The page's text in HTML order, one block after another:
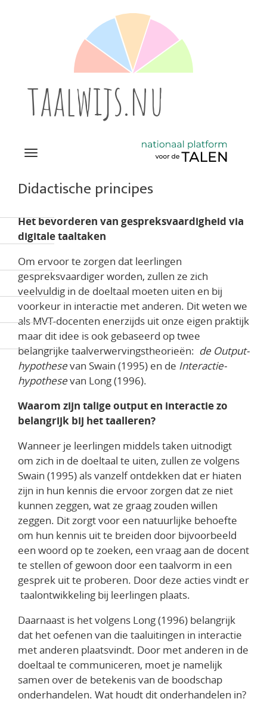
taalwijs.nu
Navigation
naarDidactische principes
Het bevorderen van gespreksvaardigheid via
digitale taaltaken
Om ervoor te zorgen dat leerlingen
gespreksvaardiger worden, zullen ze zich
veelvuldig in de doeltaal moeten uiten en bij
voorkeur in interactie met anderen. Dit weten we
als MVT-docenten enerzijds uit onze eigen praktijk
maar dit idee is ook gebaseerd op twee
belangrijke taalverwervingstheorieën: de Output-
hypothesevan Swain (1995) en de Interactie-
hypothesevan Long (1996).
Waarom zijn talige output en interactie zo
belangrijk bij het taalleren?
Wanneer je leerlingen middels taken uitnodigt
om zich in de doeltaal te uiten, zullen ze volgens
Swain (1995) als vanzelf ontdekken dat er hiaten
zijn in hun kennis die ervoor zorgen dat ze niet
kunnen zeggen, wat ze graag zouden willen
zeggen. Dit zorgt voor een natuurlijke behoefte
om hun kennis uit te breiden door bijvoorbeeld
een woord op te zoeken, een vraag aan de docent
te stellen of gewoon door een taalvorm in een
gesprek uit te proberen. Door deze acties vindt er
taalontwikkeling bij leerlingen plaats.
Daarnaast is het volgens Long (1996) belangrijk
dat het oefenen van die taaluitingen in interactie
met anderen plaatsvindt. Door met anderen in de
doeltaal te communiceren, moet je namelijk
samen over de betekenis van de boodschap
onderhandelen. Wat houdt dit onderhandelen in?